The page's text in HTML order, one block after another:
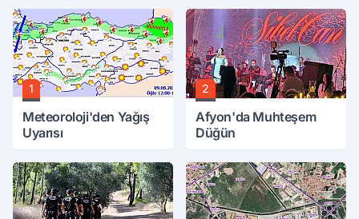
1
Meteoroloji'den Yağış
Uyarısı
2
Afyon'da Muhteşem
Düğün